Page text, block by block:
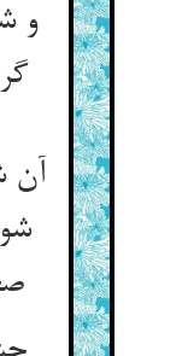
و
آن